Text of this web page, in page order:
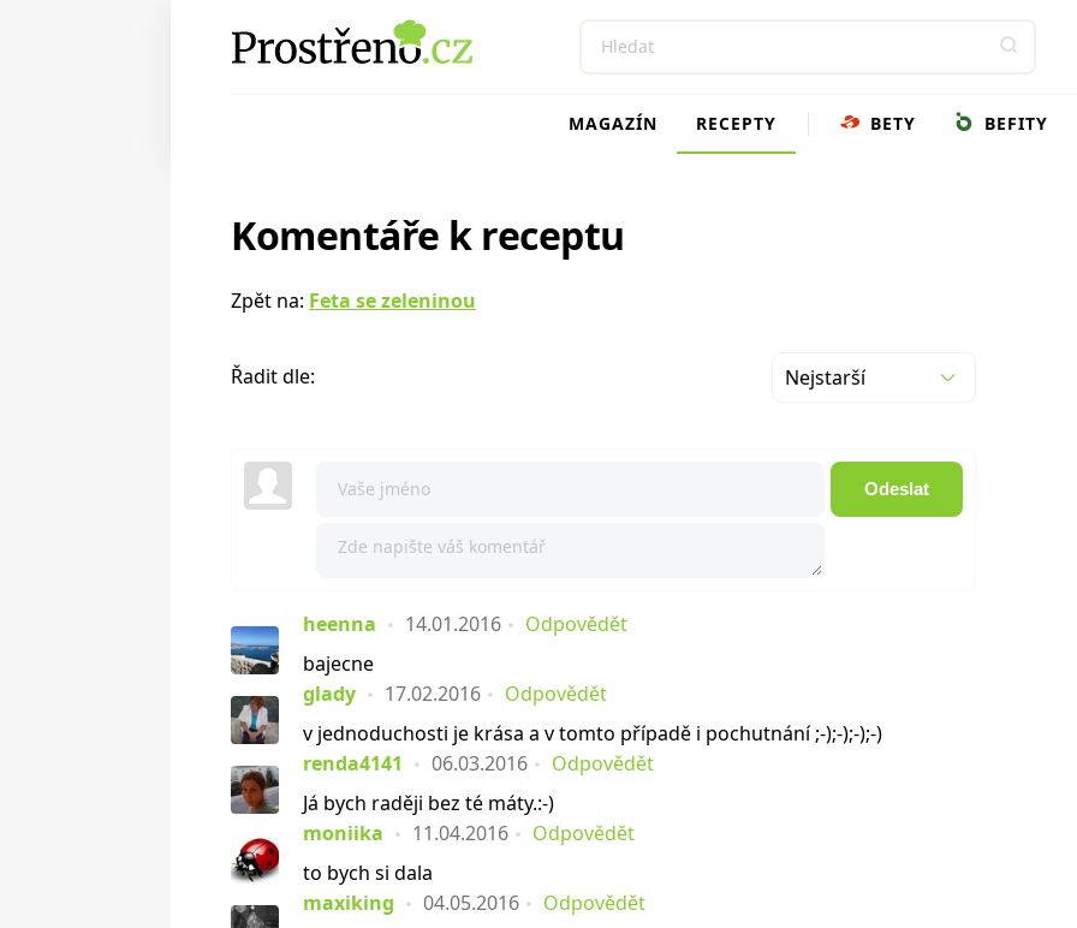
MAGAZÍN RECEPTY BETY BEFITY
Komentáře k receptu
Zpět na: Feta se zeleninou
Řadit dle: Nejstarší
Odeslat
heenna 14.01.2016
Odpovědět
bajecne
glady
17.02.2016
Odpovědět
v jednoduchosti je krása a v tomto případě i pochutnání ;-);-);-);-)
renda4141
06.03.2016
Odpovědět
Já bych raději bez té máty.:-)
moniika
11.04.2016
Odpovědět
to bych si dala
maxiking
04.05.2016
Odpovědět